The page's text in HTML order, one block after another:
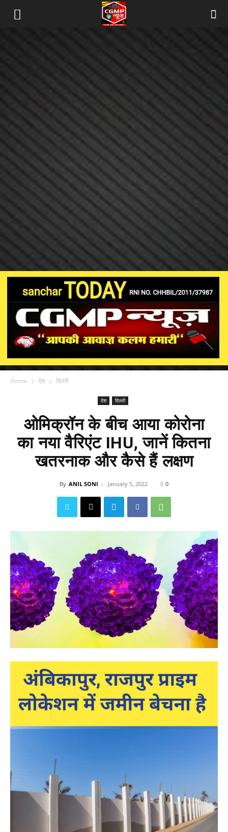
Home देश दिल्ली
देश दिल्ली
ओमिक्रॉन के बीच आया कोरोना
का नया वैरिएंट IHU, जानें कितना
खतरनाक और कैसे हैं लक्षण
By ANIL SONI - January 5, 2022 0